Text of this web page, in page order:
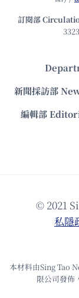
訂閱部
新聞採訪部
編輯部
© 2021
私隱
本材料由Sing Tao
限公司發佈